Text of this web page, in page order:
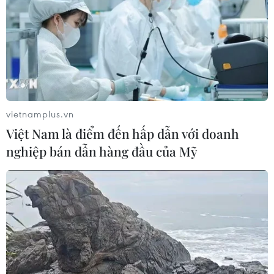
TIN CÙNG CHUYÊN MỤC
Cộng hòa Dân chủ Congo ghi nhận
hơn 300 trẻ em tử vong do Ebola
08/08/2026 15:21
vietnamplus.vn
Việt Nam là điểm đến hấp dẫn với doanh
nghiệp bán dẫn hàng đầu của Mỹ